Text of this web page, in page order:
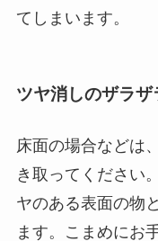
てしまいます。
ツヤ消しのザラ
床面の場合などは
き取ってください
ヤのある表面の物
ます。こまめにお